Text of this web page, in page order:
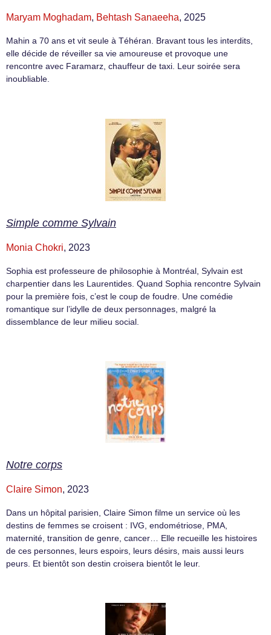
Maryam Moghadam, Behtash Sanaeeha, 2025
Mahin a 70 ans et vit seule à Téhéran. Bravant tous les interdits,
elle décide de réveiller sa vie amoureuse et provoque une
rencontre avec Faramarz, chauffeur de taxi. Leur soirée sera
inoubliable.
Simple comme Sylvain
Monia Chokri, 2023
Sophia est professeure de philosophie à Montréal, Sylvain est
charpentier dans les Laurentides. Quand Sophia rencontre Sylvain
pour la première fois, c’est le coup de foudre. Une comédie
romantique sur l’idylle de deux personnages, malgré la
dissemblance de leur milieu social.
Notre corps
Claire Simon, 2023
Dans un hôpital parisien, Claire Simon filme un service où les
destins de femmes se croisent : IVG, endométriose, PMA,
maternité, transition de genre, cancer… Elle recueille les histoires
de ces personnes, leurs espoirs, leurs désirs, mais aussi leurs
peurs. Et bientôt son destin croisera bientôt le leur.